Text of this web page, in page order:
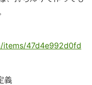
items/47d4e992d0fd
義